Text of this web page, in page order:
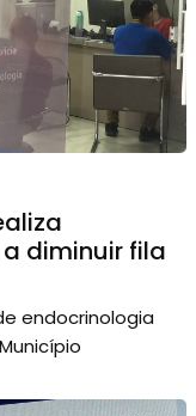
diminuir fila
endocrinologia